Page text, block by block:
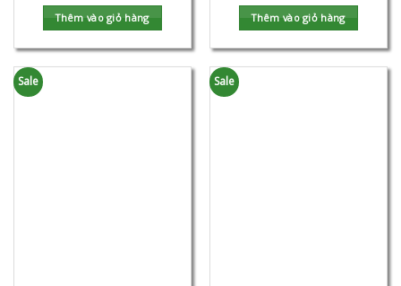
Thêm vào giỏ hàng Thêm vào giỏ hàng
Sale Sale